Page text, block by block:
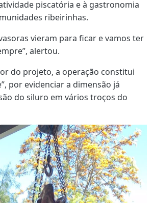
piscatória e à gastronomia
ribeirinhas.
vieram para ficar e vamos ter
alertou.
do projeto, a operação constitui
por evidenciar a dimensão já
do siluro em vários troços do